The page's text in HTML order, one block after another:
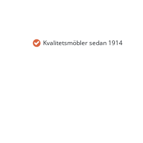
Kvalitetsmöbler sedan 1914